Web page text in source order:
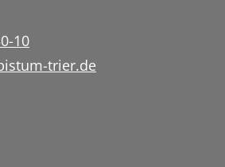
10
trier.de